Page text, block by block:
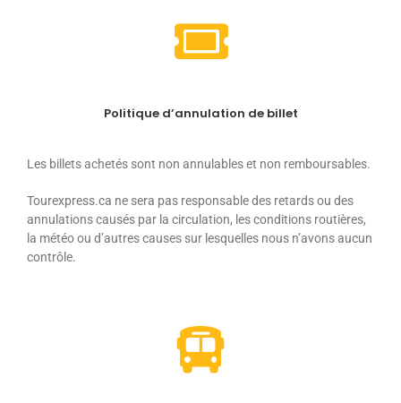
Politique d’annulation de billet
Les billets achetés sont non annulables et non remboursables.
Tourexpress.ca ne sera pas responsable des retards ou des
annulations causés par la circulation, les conditions routières,
la météo ou d’autres causes sur lesquelles nous n’avons aucun
contrôle.